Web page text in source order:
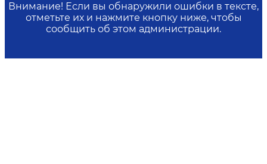
Внимание! Если вы обнаружили ошибки в тексте,
отметьте их и нажмите кнопку ниже, чтобы
сообщить об этом администрации.